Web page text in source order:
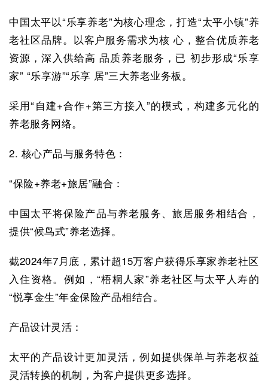
中国太平以“乐享养老”为核心理念，打造“太平小镇”养
老社区品牌。以客户服务需求为核 心，整合优质养老
资源，深入供给高 品质养老服务，已 初步形成“乐享
家” “乐享游”“乐享 居”三大养老业务板。
采用“自建+合作+第三方接入”的模式，构建多元化的
养老服务网络。
2. 核心产品与服务特色：
“保险+养老+旅居”融合：
中国太平将保险产品与养老服务、旅居服务相结合，
提供“候鸟式”养老选择。
截2024年7月底，累计超15万客户获得乐享家养老社区
入住资格。例如，“梧桐人家”养老社区与太平人寿的
“悦享金生”年金保险产品相结合。
产品设计灵活：
太平的产品设计更加灵活，例如提供保单与养老权益
灵活转换的机制，为客户提供更多选择。